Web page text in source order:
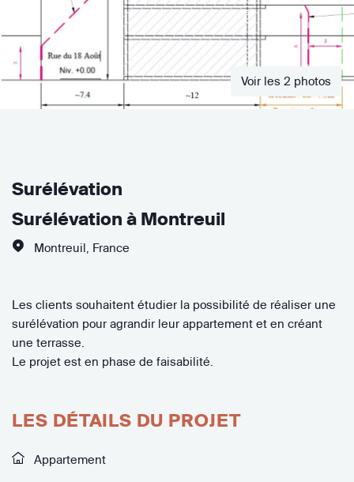
Voir les 2 photos
Surélévation
Surélévation à Montreuil
Montreuil France
Les clients souhaitent étudier la possibilité de réaliser une
surélévation pour agrandir leur appartement et en créant
une terrasse.
Le projet est en phase de faisabilité.
LES DÉTAILS DU PROJET
Appartement